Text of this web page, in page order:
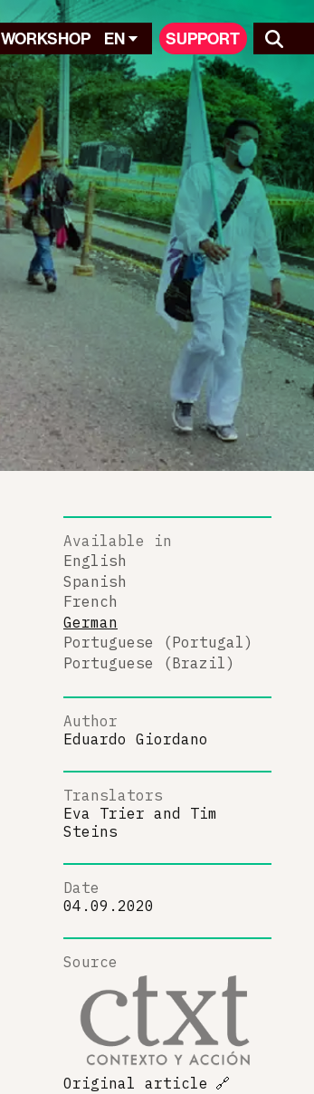
WORKSHOP EN SUPPORT
Available in
English
Spanish
French
German
Portuguese (Portugal)
Portuguese (Brazil)
Author
Eduardo Giordano
Translators
Eva Trier and Tim
Steins
Date
04.09.2020
Source
Original article 🔗